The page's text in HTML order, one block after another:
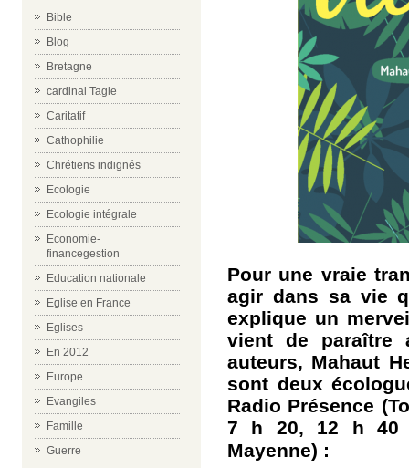
Bible
Blog
Bretagne
cardinal Tagle
Caritatif
Cathophilie
Chrétiens indignés
Ecologie
Ecologie intégrale
Economie-
financegestion
Education nationale
Eglise en France
Eglises
En 2012
Europe
Evangiles
Famille
Guerre
Pour une vraie
agir dans sa vie
explique un
vient de paraître
auteurs, Mahaut
sont deux
Radio Présence
7 h 20, 12 h 40
Mayenne) :